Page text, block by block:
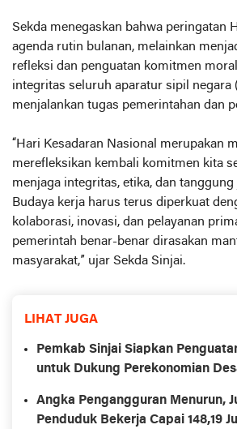
Sekda menegaskan bahwa peringatan
agenda rutin bulanan, melainkan
refleksi dan penguatan komitmen
integritas seluruh aparatur sipil negara
menjalankan tugas pemerintahan dan
“Hari Kesadaran Nasional merupakan
merefleksikan kembali komitmen kita
menjaga integritas, etika, dan tanggung
Budaya kerja harus terus diperkuat
kolaborasi, inovasi, dan pelayanan
pemerintah benar-benar dirasakan
masyarakat,” ujar Sekda Sinjai.
LIHAT JUGA
Pemkab Sinjai Siapkan
untuk Dukung Perekonomian
Angka Pengangguran Menurun,
Penduduk Bekerja Capai 148,19